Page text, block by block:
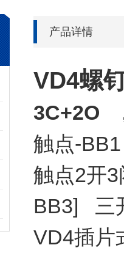
产品详情
VD4螺
3C+2O
触点-
触点2开
BB3] 三
VD4插片